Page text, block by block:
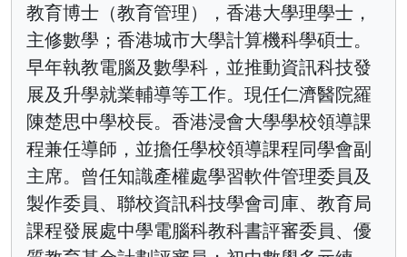
教育博士（教育管理），香港大學理學士，
主修數學；香港城市大學計算機科學碩士。
早年執教電腦及數學科，並推動資訊科技發
展及升學就業輔導等工作。現任仁濟醫院羅
陳楚思中學校長。香港浸會大學學校領導課
程兼任導師，並擔任學校領導課程同學會副
主席。曾任知識產權處學習軟件管理委員及
製作委員、聯校資訊科技學會司庫、教育局
課程發展處中學電腦科教科書評審委員、優